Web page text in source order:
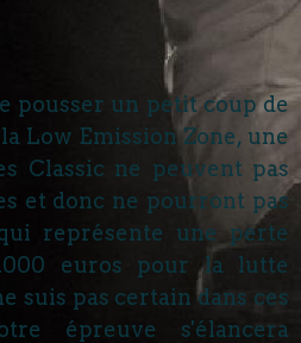
pousser un petit coup de
Low Emission Zone, une
Classic ne peuvent pas
et donc ne pourront pas
représente une perte
euros pour la lutte
suis pas certain dans ces
épreuve s'élancera